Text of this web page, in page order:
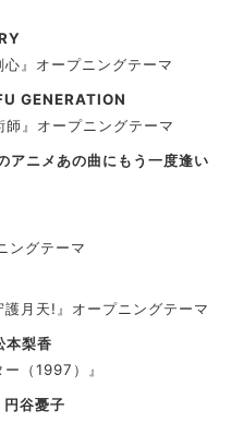
』オープニングテーマ
GENERATION
』オープニングテーマ
ニメあの曲にもう一度逢い
ングテーマ
月天!』オープニングテーマ
本梨香
（1997）』
谷憂子